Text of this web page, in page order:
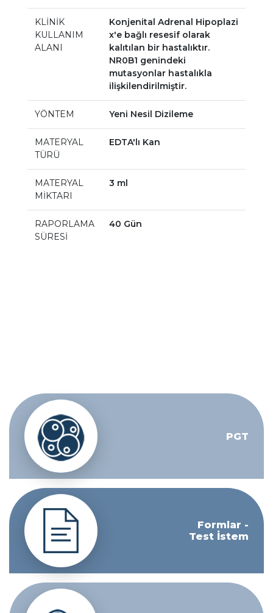
KLİNİK
KULLANIM
ALANI
Konjenital Adrenal Hipoplazi
x'e bağlı resesif olarak
kalıtılan bir hastalıktır.
NR0B1 genindeki
mutasyonlar hastalıkla
ilişkilendirilmiştir.
YÖNTEM Yeni Nesil Dizileme
MATERYAL
TÜRÜ
EDTA'lı Kan
MATERYAL
MİKTARI
3 ml
RAPORLAMA
SÜRESİ
40 Gün
PGT
Formlar -
Test İstem